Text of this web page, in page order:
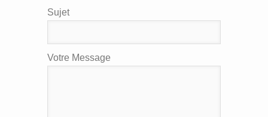
Sujet
Votre Message